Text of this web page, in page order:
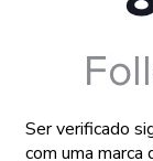
Ser verificado
com uma